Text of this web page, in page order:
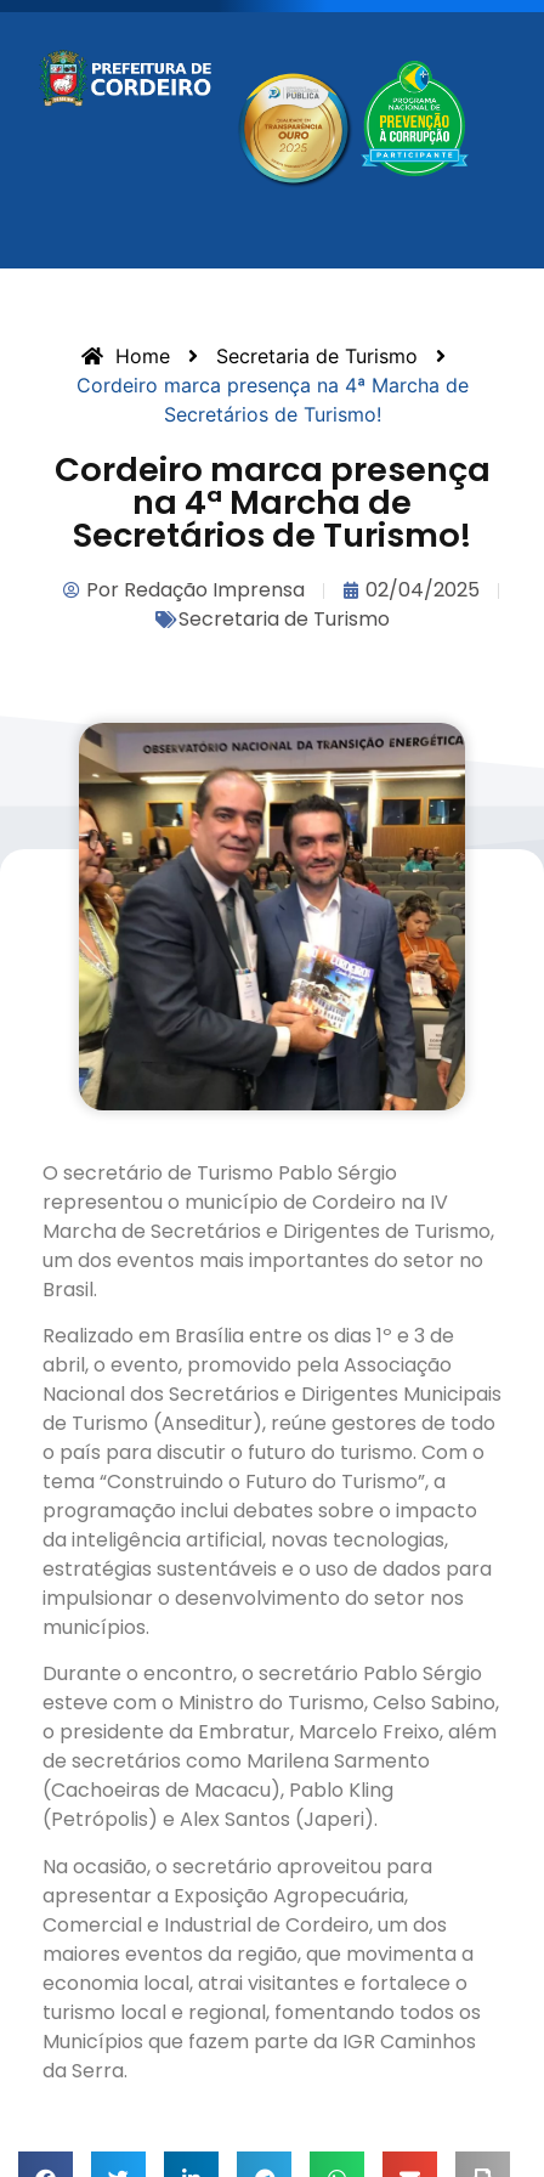
Home
Secretaria de Turismo
Cordeiro marca presença na 4ª Marcha de
Secretários de Turismo!
Cordeiro marca presença
na 4ª Marcha de
Secretários de Turismo!
Por Redação Imprensa
02/04/2025
Secretaria de Turismo
O secretário de Turismo Pablo Sérgio
representou o município de Cordeiro na IV
Marcha de Secretários e Dirigentes de Turismo,
um dos eventos mais importantes do setor no
Brasil.
Realizado em Brasília entre os dias 1º e 3 de
abril, o evento, promovido pela Associação
Nacional dos Secretários e Dirigentes Municipais
de Turismo (Anseditur), reúne gestores de todo
o país para discutir o futuro do turismo. Com o
tema “Construindo o Futuro do Turismo”, a
programação inclui debates sobre o impacto
da inteligência artificial, novas tecnologias,
estratégias sustentáveis e o uso de dados para
impulsionar o desenvolvimento do setor nos
municípios.
Durante o encontro, o secretário Pablo Sérgio
esteve com o Ministro do Turismo, Celso Sabino,
o presidente da Embratur, Marcelo Freixo, além
de secretários como Marilena Sarmento
(Cachoeiras de Macacu), Pablo Kling
(Petrópolis) e Alex Santos (Japeri).
Na ocasião, o secretário aproveitou para
apresentar a Exposição Agropecuária,
Comercial e Industrial de Cordeiro, um dos
maiores eventos da região, que movimenta a
economia local, atrai visitantes e fortalece o
turismo local e regional, fomentando todos os
Municípios que fazem parte da IGR Caminhos
da Serra.